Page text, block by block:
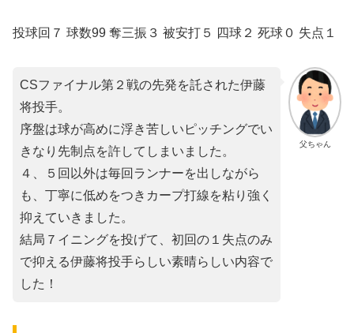
投球回７ 球数99 奪三振３ 被安打５ 四球２ 死球０ 失点１
父ちゃん
CSファイナル第２戦の先発を託された伊藤
将投手。
序盤は球が高めに浮き苦しいピッチングでい
きなり先制点を許してしまいました。
４、５回以外は毎回ランナーを出しながら
も、丁寧に低めをつきカープ打線を粘り強く
抑えていきました。
結局７イニングを投げて、初回の１失点のみ
で抑える伊藤将投手らしい素晴らしい内容で
した！